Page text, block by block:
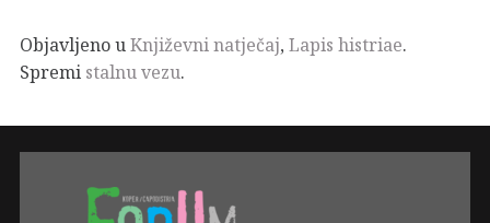
Objavljeno uKnjiževni natječaj, Lapis histriae.
Spremi stalnu vezu.